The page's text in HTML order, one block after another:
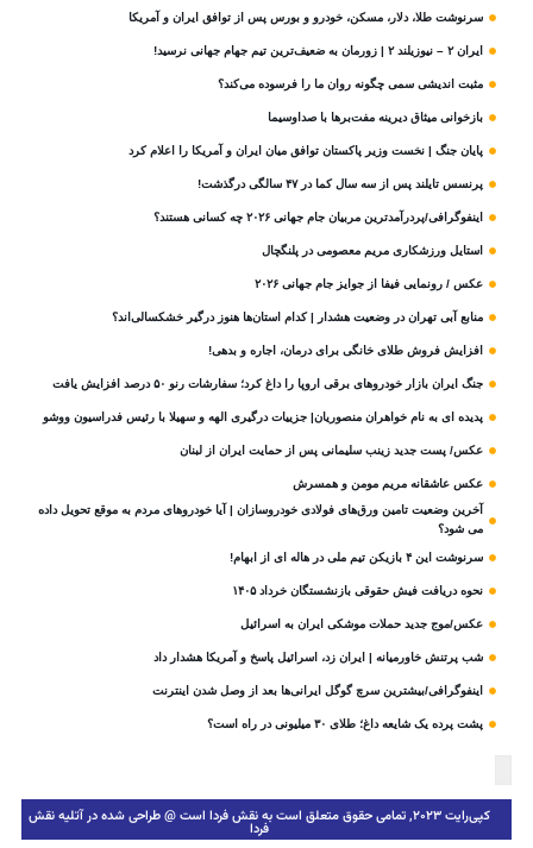
سرنوشت طلا، دلار، مسکن، خودرو و بورس پس از توافق ایران و آمریکا
ایران ۲ – نیوزیلند ۲ | زورمان به ضعیف‌ترین تیم جهام جهانی نرسید!
مثبت‌ اندیشی سمی چگونه روان ما را فرسوده می‌کند؟
بازخوانی میثاق دیرینه مفت‌برها با صداوسیما
پایان جنگ | نخست وزیر پاکستان توافق میان ایران و آمریکا را اعلام کرد
پرنسس تایلند پس از سه سال کما در ۴۷ سالگی درگذشت!
اینفوگرافی/پردرآمدترین مربیان جام جهانی ۲۰۲۶ چه کسانی هستند؟
استایل ورزشکاری مریم معصومی در پلنگچال
عکس / رونمایی فیفا از جوایز جام جهانی ۲۰۲۶
منابع آبی تهران در وضعیت هشدار | کدام استان‌ها هنوز درگیر خشکسالی‌اند؟
افزایش فروش طلای خانگی برای درمان، اجاره و بدهی!
جنگ ایران بازار خودروهای برقی اروپا را داغ کرد؛ سفارشات رنو ۵۰ درصد افزایش یافت
پدیده ای به نام خواهران منصوریان| جزییات درگیری الهه و سهیلا با رئیس فدراسیون ووشو
عکس/ پست جدید زینب سلیمانی پس از حمایت ایران از لبنان
عکس عاشقانه مریم مومن و همسرش
آخرین وضعیت تامین ورق‌های فولادی خودروسازان | آیا خودروهای مردم به موقع تحویل داده
می شود؟
سرنوشت این ۴ بازیکن تیم ملی در هاله ای از ابهام!
نحوه دریافت فیش حقوقی بازنشستگان خرداد ۱۴۰۵
عکس/موج جدید حملات موشکی ایران به اسرائیل
شب پرتنش خاورمیانه | ایران زد، اسرائیل پاسخ و آمریکا هشدار داد
اینفوگرافی/بیشترین سرچ گوگل ایرانی‌ها بعد از وصل شدن اینترنت
پشت پرده یک شایعه داغ؛ طلای ۳۰ میلیونی در راه است؟
کپی‌رایت ۲۰۲۳, تمامی حقوق متعلق است به نقش فردا است @ طراحی شده در آتلیه نقش
فردا